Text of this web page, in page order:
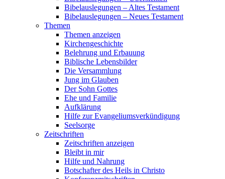
Bibelauslegungen – Altes Testament
Bibelauslegungen – Neues Testament
Themen
Themen anzeigen
Kirchengeschichte
Belehrung und Erbauung
Biblische Lebensbilder
Die Versammlung
Jung im Glauben
Der Sohn Gottes
Ehe und Familie
Aufklärung
Hilfe zur Evangeliumsverkündigung
Seelsorge
Zeitschriften
Zeitschriften anzeigen
Bleibt in mir
Hilfe und Nahrung
Botschafter des Heils in Christo